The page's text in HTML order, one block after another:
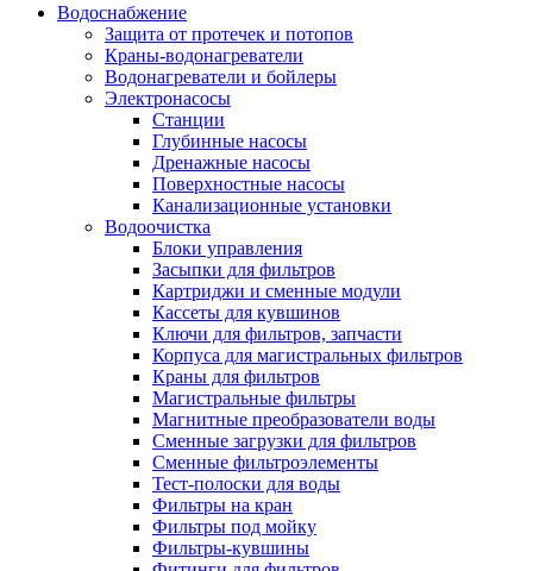
Строительные товары
Все для бани
Полезные статьи
Новости и Акции
Оплата и доставка
Водоснабжение
Защита от протечек и потопов
Краны-водонагреватели
Водонагреватели и бойлеры
Электронасосы
Станции
Глубинные насосы
Дренажные насосы
Поверхностные насосы
Канализационные установки
Водоочистка
Блоки управления
Засыпки для фильтров
Картриджи и сменные модули
Кассеты для кувшинов
Ключи для фильтров, запчасти
Корпуса для магистральных фильтров
Краны для фильтров
Магистральные фильтры
Магнитные преобразователи воды
Сменные загрузки для фильтров
Сменные фильтроэлементы
Тест-полоски для воды
Фильтры на кран
Фильтры под мойку
Фильтры-кувшины